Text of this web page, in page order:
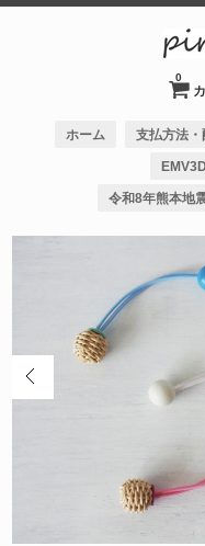
0
ホーム 支払方法・
令和8年熊本地